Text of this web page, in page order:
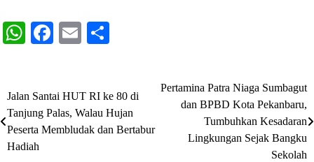
WhatsApp
Facebook
Email
Navigasi
pos
Jalan Santai HUT RI ke 80 di
Tanjung Palas, Walau Hujan
Peserta Membludak dan Bertabur
Hadiah
Pertamina Patra Niaga Sumbagut
dan BPBD Kota Pekanbaru,
Tumbuhkan Kesadaran
Lingkungan Sejak Bangku
Sekolah